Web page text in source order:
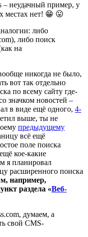
– неудачный пример, у
местах нет! 😁 😛
либо
либо поиск
на
никогда не было,
вот так отдельно
по всему сайту где-
значком новостей –
в виде ещё одного, 4-
выше, ты не
предыдущему
всё ещё
поле поиска
кое-какие
я планировал
расширенного поиска
например,
раздела «Веб-
думаем, а
свой CMS-